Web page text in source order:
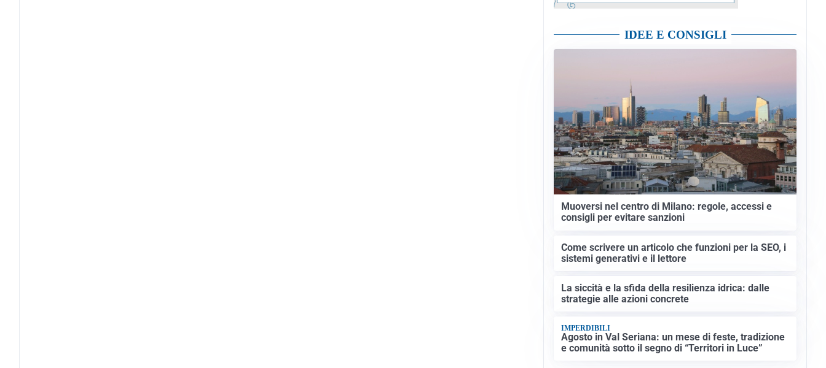
IDEE E CONSIGLI
Muoversi nel centro di Milano: regole, accessi e
consigli per evitare sanzioni
Come scrivere un articolo che funzioni per la SEO, i
sistemi generativi e il lettore
La siccità e la sfida della resilienza idrica: dalle
strategie alle azioni concrete
IMPERDIBILI
Agosto in Val Seriana: un mese di feste, tradizione
e comunità sotto il segno di “Territori in Luce”